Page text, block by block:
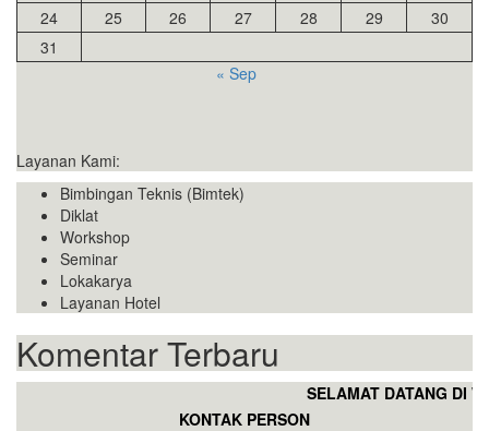
24
25 26 27 28 29
30
31
« Sep
Layanan Kami:
Bimbingan Teknis (Bimtek)
Diklat
Workshop
Seminar
Lokakarya
Layanan Hotel
Komentar Terbaru
SELAMAT DATANG DI
KONTAK PERSON